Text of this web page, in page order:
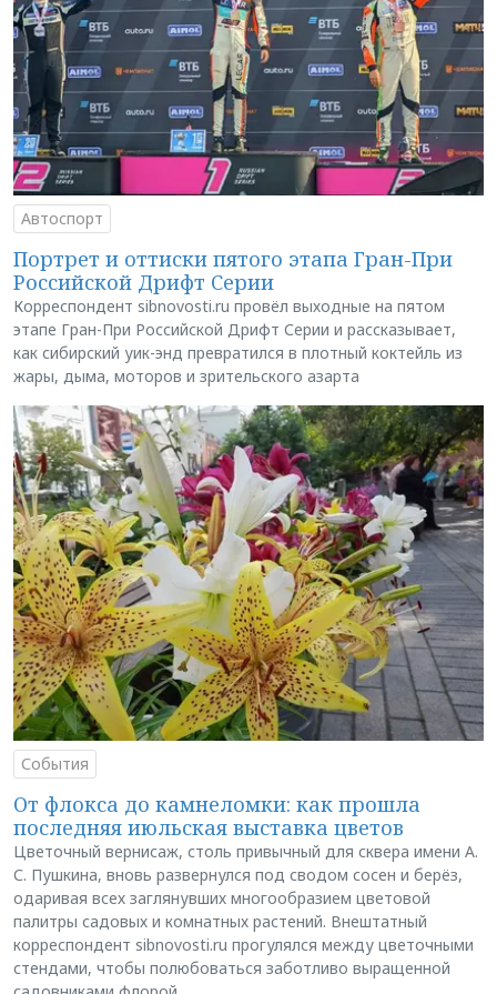
Автоспорт
Портрет и оттиски пятого этапа Гран-При
Российской Дрифт Серии
Корреспондент sibnovosti.ru провёл выходные на пятом
этапе Гран-При Российской Дрифт Серии и рассказывает,
как сибирский уик-энд превратился в плотный коктейль из
жары, дыма, моторов и зрительского азарта
События
От флокса до камнеломки: как прошла
последняя июльская выставка цветов
Цветочный вернисаж, столь привычный для сквера имени А.
С. Пушкина, вновь развернулся под сводом сосен и берёз,
одаривая всех заглянувших многообразием цветовой
палитры садовых и комнатных растений. Внештатный
корреспондент sibnovosti.ru прогулялся между цветочными
стендами, чтобы полюбоваться заботливо выращенной